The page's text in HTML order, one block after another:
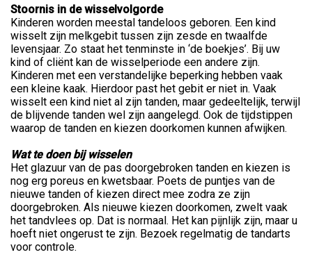
Stoornis in de wisselvolgorde
Kinderen worden meestal tandeloos geboren. Een kind
wisselt zijn melkgebit tussen zijn zesde en twaalfde
levensjaar. Zo staat het tenminste in ‘de boekjes’. Bij uw
kind of cliënt kan de wisselperiode een andere zijn.
Kinderen met een verstandelijke beperking hebben vaak
een kleine kaak. Hierdoor past het gebit er niet in. Vaak
wisselt een kind niet al zijn tanden, maar gedeeltelijk, terwijl
de blijvende tanden wel zijn aangelegd. Ook de tijdstippen
waarop de tanden en kiezen doorkomen kunnen afwijken.
Wat te doen bij wisselen
Het glazuur van de pas doorgebroken tanden en kiezen is
nog erg poreus en kwetsbaar. Poets de puntjes van de
nieuwe tanden of kiezen direct mee zodra ze zijn
doorgebroken. Als nieuwe kiezen doorkomen, zwelt vaak
het tandvlees op. Dat is normaal. Het kan pijnlijk zijn, maar u
hoeft niet ongerust te zijn. Bezoek regelmatig de tandarts
voor controle.